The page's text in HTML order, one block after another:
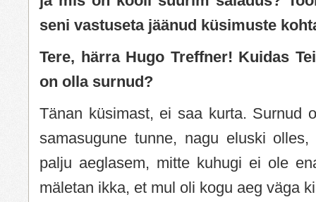
seni vastuseta jäänud küsimuste
Tere, härra Hugo Treffner! Kuidas
on olla surnud?
Tänan küsimast, ei saa kurta. Surnud
samasugune tunne, nagu eluski
palju aeglasem, mitte kuhugi ei ole
mäletan ikka, et mul oli kogu aeg väga